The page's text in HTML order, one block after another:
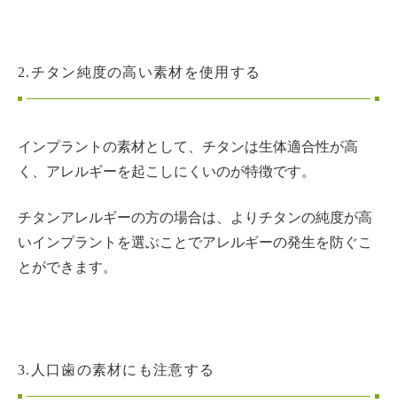
2.チタン純度の高い素材を使用する
インプラントの素材として、チタンは生体適合性が高
く、アレルギーを起こしにくいのが特徴です。
チタンアレルギーの方の場合は、よりチタンの純度が高
いインプラントを選ぶことでアレルギーの発生を防ぐこ
とができます。
3.人口歯の素材にも注意する